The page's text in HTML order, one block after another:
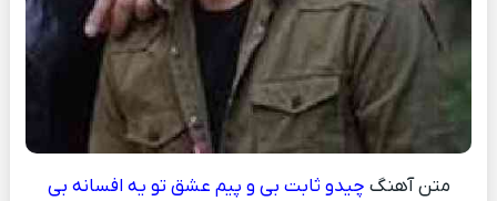
متن آهنگ چیدو ثابت بی و پیم عشق تو یه افسانه بی